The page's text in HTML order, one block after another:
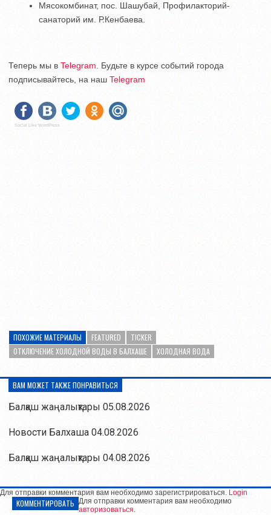
Мясокомбинат, пос. Шашубай, Профилакторий-
санаторий им. Р.Кенбаева.
Теперь мы в Telegram . Будьте в курсе событий города
подписывайтесь, на наш Telegram
Social Like WordPress
ПОХОЖИЕ МАТЕРИАЛЫ FEATURED
TICKER
ОТКЛЮЧЕНИЕ ХОЛОДНОЙ ВОДЫ В БАЛХАШЕ
ХОЛОДНАЯ ВОДА
ВАМ МОЖЕТ ТАКЖЕ ПОНРАВИТЬСЯ
Балқаш жаңалықтары 05.08.2026
Новости Балхаша 04.08.2026
Балқаш жаңалықтары 04.08.2026
Для отправки комментария вам необходимо зарегистрироваться. Login
КОММЕНТИРОВАТЬ Для отправки комментария вам необходимо
авторизоваться.